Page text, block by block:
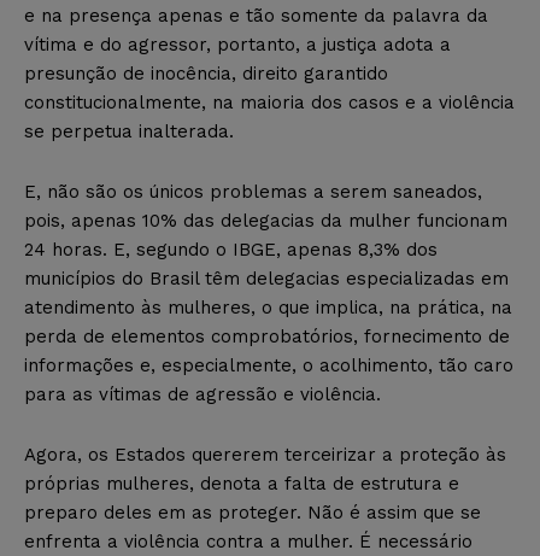
e na presença apenas e tão somente da palavra da
vítima e do agressor, portanto, a justiça adota a
presunção de inocência, direito garantido
constitucionalmente, na maioria dos casos e a violência
se perpetua inalterada.
E, não são os únicos problemas a serem saneados,
pois, apenas 10% das delegacias da mulher funcionam
24 horas. E, segundo o IBGE, apenas 8,3% dos
municípios do Brasil têm delegacias especializadas em
atendimento às mulheres, o que implica, na prática, na
perda de elementos comprobatórios, fornecimento de
informações e, especialmente, o acolhimento, tão caro
para as vítimas de agressão e violência.
Agora, os Estados quererem terceirizar a proteção às
próprias mulheres, denota a falta de estrutura e
preparo deles em as proteger. Não é assim que se
enfrenta a violência contra a mulher. É necessário